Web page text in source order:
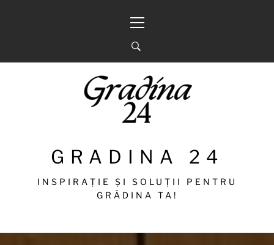
principal
GRADINA 24
INSPIRAȚIE ȘI SOLUȚII PENTRU
GRĂDINA TA!